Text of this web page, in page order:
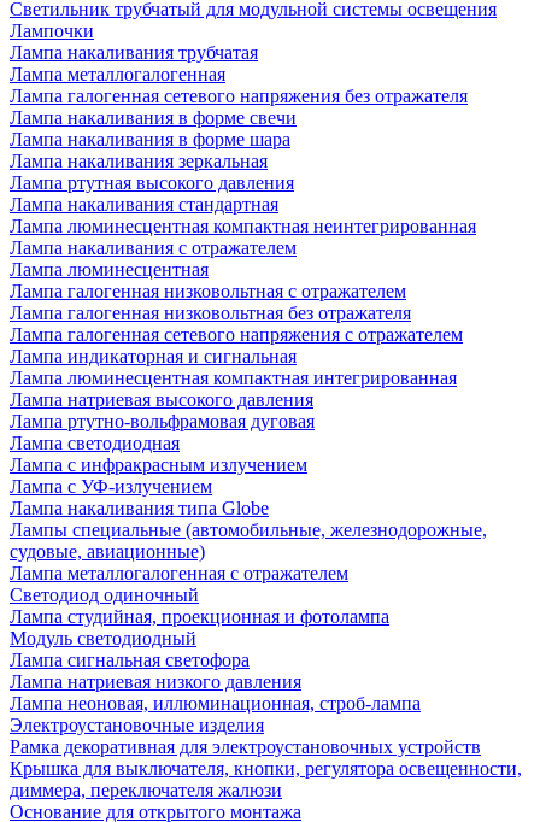
Светильник трубчатый для модульной системы освещения
Лампочки
Лампа накаливания трубчатая
Лампа металлогалогенная
Лампа галогенная сетевого напряжения без отражателя
Лампа накаливания в форме свечи
Лампа накаливания в форме шара
Лампа накаливания зеркальная
Лампа ртутная высокого давления
Лампа накаливания стандартная
Лампа люминесцентная компактная неинтегрированная
Лампа накаливания с отражателем
Лампа люминесцентная
Лампа галогенная низковольтная с отражателем
Лампа галогенная низковольтная без отражателя
Лампа галогенная сетевого напряжения с отражателем
Лампа индикаторная и сигнальная
Лампа люминесцентная компактная интегрированная
Лампа натриевая высокого давления
Лампа ртутно-вольфрамовая дуговая
Лампа светодиодная
Лампа с инфракрасным излучением
Лампа с УФ-излучением
Лампа накаливания типа Globe
Лампы специальные (автомобильные, железнодорожные,
судовые, авиационные)
Лампа металлогалогенная с отражателем
Светодиод одиночный
Лампа студийная, проекционная и фотолампа
Модуль светодиодный
Лампа сигнальная светофора
Лампа натриевая низкого давления
Лампа неоновая, иллюминационная, строб-лампа
Электроустановочные изделия
Рамка декоративная для электроустановочных устройств
Крышка для выключателя, кнопки, регулятора освещенности,
диммера, переключателя жалюзи
Основание для открытого монтажа